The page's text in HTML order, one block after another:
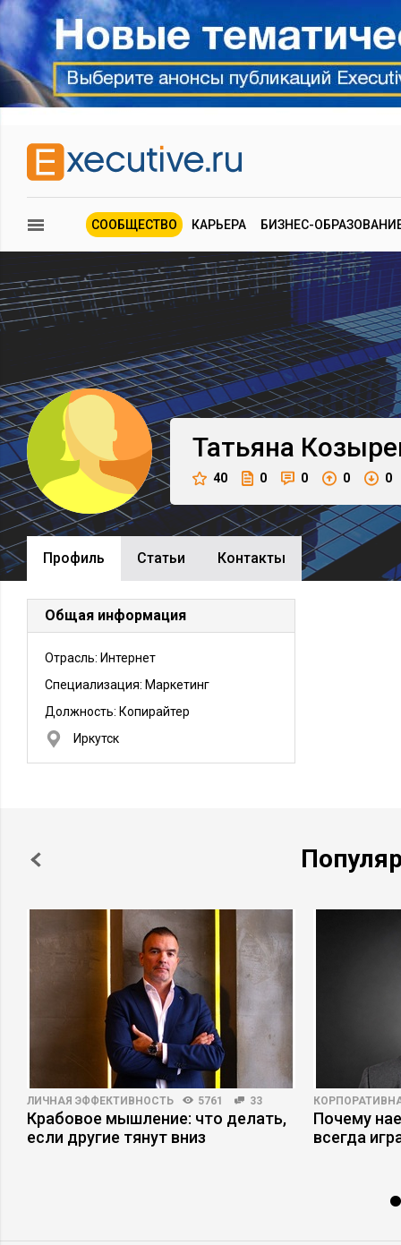
СООБЩЕСТВО КАРЬЕРА БИЗНЕС-
Татьяна
40 0 0 0 0
Профиль Cтатьи Контакты
Общая информация
Отрасль: Интернет
Специализация: Маркетинг
Должность: Копирайтер
Иркутск
ЛИЧНАЯ ЭФФЕКТИВНОСТЬ 5761 33
Крабовое мышление: что делать,
если другие тянут вниз
Почему
всегда